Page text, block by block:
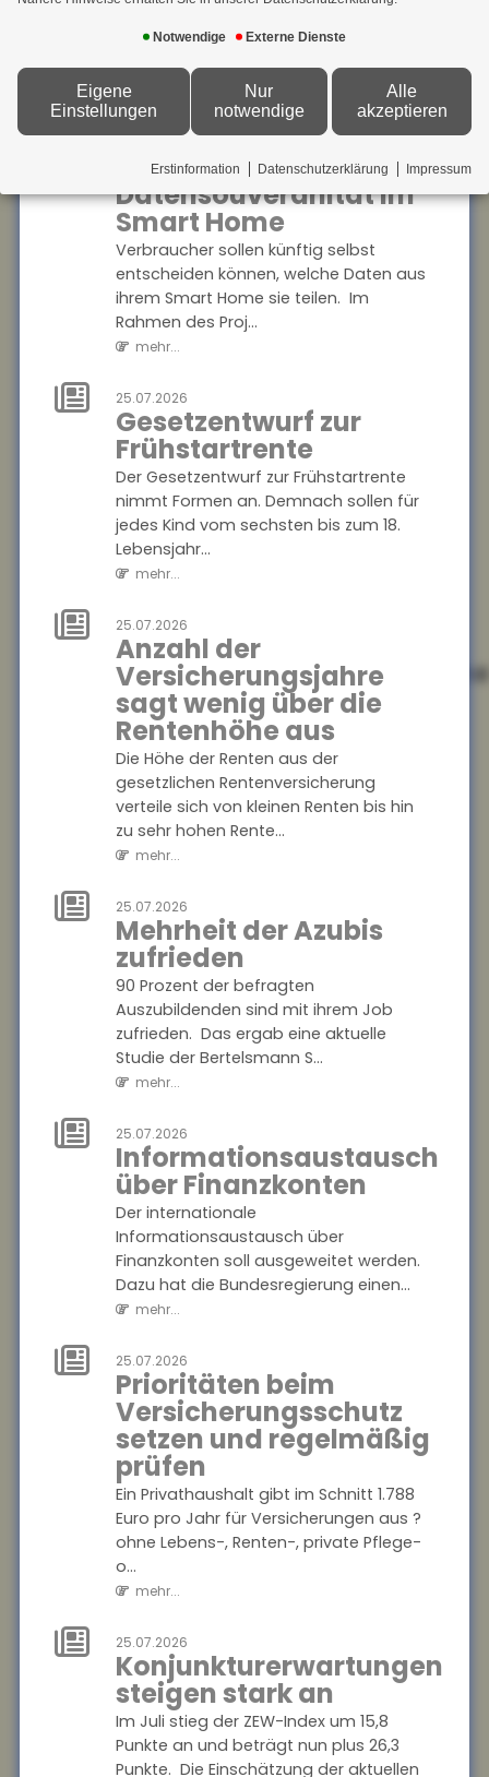
Kompromisse eingehen zu müssen. Eine
aktuelle Studie...
Mehr
Datensouveränität im
Smart Home
Verbraucher sollen künftig selbst
entscheiden können, welche Daten aus
ihrem Smart Home sie teilen. Im
Rahmen des Proj...
mehr...
25.07.2026
Gesetzentwurf zur
Frühstartrente
Der Gesetzentwurf zur Frühstartrente
nimmt Formen an. Demnach sollen für
jedes Kind vom sechsten bis zum 18.
Lebensjahr...
mehr...
25.07.2026
Anzahl der
Versicherungsjahre
sagt wenig über die
Rentenhöhe aus
Die Höhe der Renten aus der
gesetzlichen Rentenversicherung
verteile sich von kleinen Renten bis hin
zu sehr hohen Rente...
mehr...
25.07.2026
Mehrheit der Azubis
zufrieden
90 Prozent der befragten
Auszubildenden sind mit ihrem Job
zufrieden. Das ergab eine aktuelle
Studie der Bertelsmann S...
mehr...
25.07.2026
Informationsaustausch
über Finanzkonten
Der internationale
Informationsaustausch über
Finanzkonten soll ausgeweitet werden.
Dazu hat die Bundesregierung einen...
mehr...
25.07.2026
Prioritäten beim
Versicherungsschutz
setzen und regelmäßig
prüfen
Ein Privathaushalt gibt im Schnitt 1.788
Euro pro Jahr für Versicherungen aus ?
ohne Lebens-, Renten-, private Pflege-
o...
mehr...
25.07.2026
Konjunkturerwartungen
steigen stark an
Im Juli stieg der ZEW-Index um 15,8
Punkte an und beträgt nun plus 26,3
Punkte. Die Einschätzung der aktuellen
Notwendige Externe Dienste
Eigene
Einstellungen
Nur
notwendige
Alle
akzeptieren
Erstinformation Datenschutzerklärung Impressum
Fehlvorstellungen
über KI: Risiko für
Bildungsungleichheit
Jugendliche korrigieren
Fehlvorstellungen über
generative KI nur selten selbst
? das könnte bestehende
Bildungsungleichh...
mehr...
28.07.2026
Berufliche
Mobilität: Immer
Beschäftigte
wechseln den
Beruf
Der Anteil der Beschäftigten,
die innerhalb eines Jahres
ihren Beruf wechseln, ist
zwischen 2013 und 2024 um 13
Prozentp...
28.07.2026
Geschlechterspezifische
Mobilität: Wie
Umzüge
Karrierechancen
beeinflussen
Paare, die umziehen, stehen
oft vor der Herausforderung,
berufliche Kompromisse
aktuelle Studie...
mehr...
28.07.2026
Mehr
Datensouveränität
im Smart Home
Verbraucher sollen künftig
welche Daten aus ihrem
Smart Home sie teilen. Im
Rahmen des Proj...
mehr...
25.07.2026
Gesetzentwurf
zur
Der Gesetzentwurf zur
Frühstartrente nimmt Formen
an. Demnach sollen für jedes
Kind vom sechsten bis zum
18. Lebensjahr...
mehr...
25.07.2026
Versicherungsjahre
die Rentenhöhe
aus
Die Höhe der Renten aus der
gesetzlichen
Rentenversicherung verteile
sich von kleinen Renten bis